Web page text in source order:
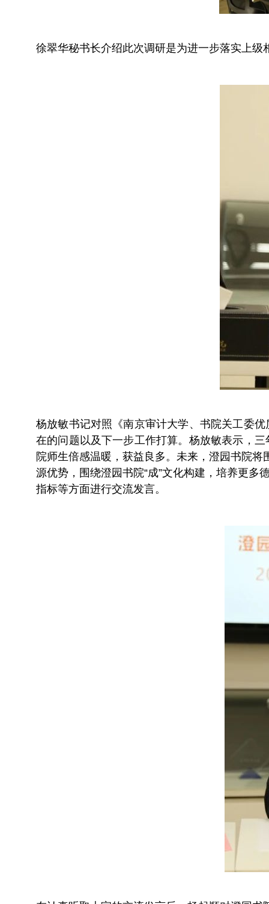
徐翠华秘书长介绍此次调研是为进一步落实上
杨放敏书记对照《南京审计大学、书院关工委
在的问题以及下一步工作打算。杨放敏表示，
院师生倍感温暖，获益良多。未来，澄园书院
源优势，围绕澄园书院“成”文化构建，培养更
指标等方面进行交流发言。